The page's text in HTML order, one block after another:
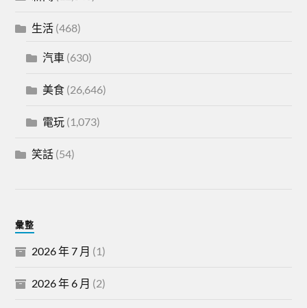
生活 (468)
汽車 (630)
美食 (26,646)
電玩 (1,073)
笑話 (54)
彙整
2026 年 7 月 (1)
2026 年 6 月 (2)